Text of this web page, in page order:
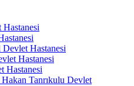
Devlet Hastanesi
Hastanesi
Hastanesi
Tanrıkulu Devlet